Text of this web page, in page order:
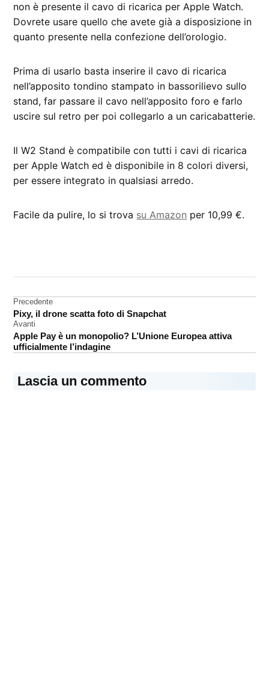
non è presente il cavo di ricarica per Apple Watch.
Dovrete usare quello che avete già a disposizione in
quanto presente nella confezione dell’orologio.
Prima di usarlo basta inserire il cavo di ricarica
nell’apposito tondino stampato in bassorilievo sullo
stand, far passare il cavo nell’apposito foro e farlo
uscire sul retro per poi collegarlo a un caricabatterie.
Il W2 Stand è compatibile con tutti i cavi di ricarica
per Apple Watch ed è disponibile in 8 colori diversi,
per essere integrato in qualsiasi arredo.
Facile da pulire, lo si trova su Amazon per 10,99 €.
Apple
Watch
serie
Elago
Navigazione
articoli
Precedente
Pixy, il drone scatta foto di Snapchat
Avanti
Apple Pay è un monopolio? L’Unione Europea attiva
ufficialmente l’indagine
Lascia un commento